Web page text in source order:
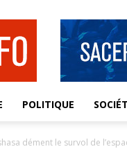
POLITIQUE
dément le survol de